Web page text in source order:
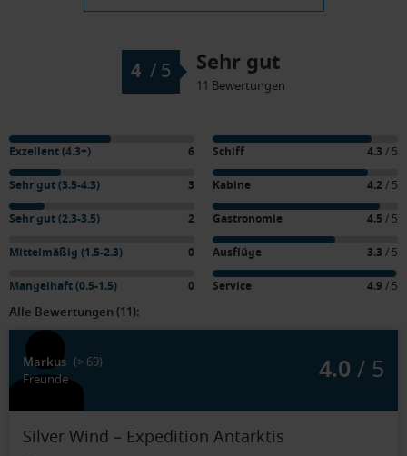
4 / 5 Sehr gut
11 Bewertungen
Exzellent (4.3+) 6
Sehr gut (3.5-4.3) 3
Sehr gut (2.3-3.5) 2
Mittelmäßig (1.5-2.3) 0
Mangelhaft (0.5-1.5) 0
Schiff 4.3 / 5
Kabine 4.2/ 5
Gastronomie 4.5 / 5
Ausflüge 3.3 / 5
Service 4.9 / 5
Alle Bewertungen (11):
Markus (> 69)
Freunde
4.0 / 5
Silver Wind – Expedition Antarktis